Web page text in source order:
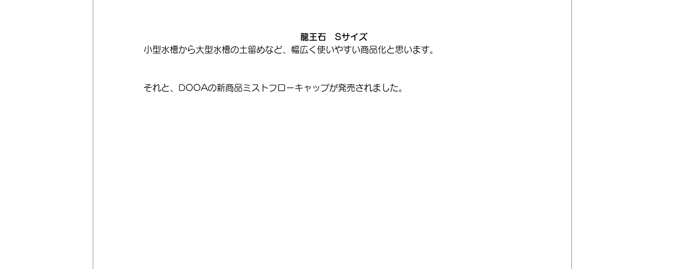
龍王石　Sサイズ
小型水槽から大型水槽の土留めなど、幅広く使いやすい商品化と思います。
それと、DOOAの新商品ミストフローキャップが発売されました。